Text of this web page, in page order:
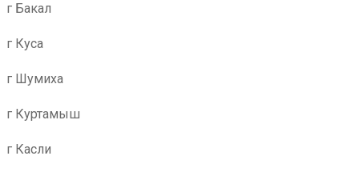
г Бакал
г Куса
г Шумиха
г Куртамыш
г Касли